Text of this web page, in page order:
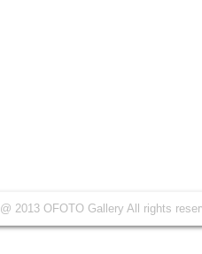
@ 2013 OFOTO Gallery All rights